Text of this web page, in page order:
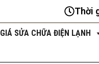
Thời
GIÁ SỬA CHỮA ĐIỆN LẠNH